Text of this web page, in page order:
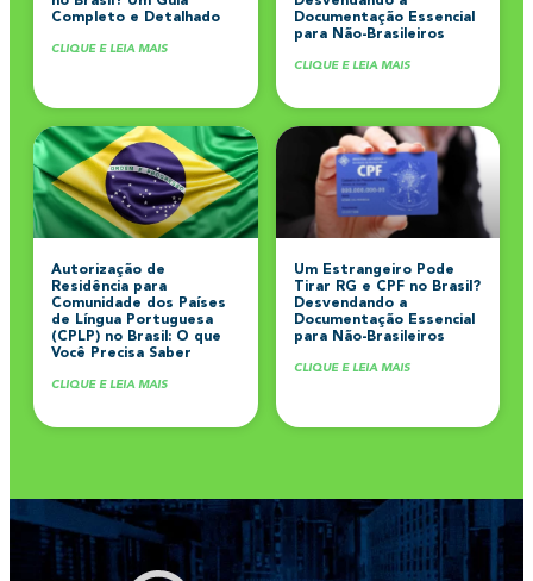
Completo e Detalhado
CLIQUE E LEIA MAIS
Documentação Essencial
para Não-Brasileiros
CLIQUE E LEIA MAIS
Autorização de
Residência para
Comunidade dos Países
de Língua Portuguesa
(CPLP) no Brasil: O que
Você Precisa Saber
CLIQUE E LEIA MAIS
Um Estrangeiro Pode
Tirar RG e CPF no Brasil?
Desvendando a
Documentação Essencial
para Não-Brasileiros
CLIQUE E LEIA MAIS